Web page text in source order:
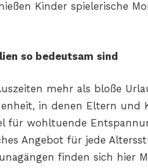
Kinder spielerische
so bedeutsam sind
mehr als bloße
in denen Eltern und
für wohltuende
Angebot für jede
finden sich hier